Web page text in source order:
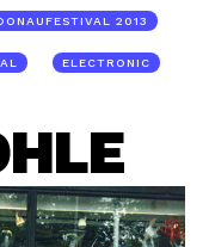
2013
ELECTRONIC